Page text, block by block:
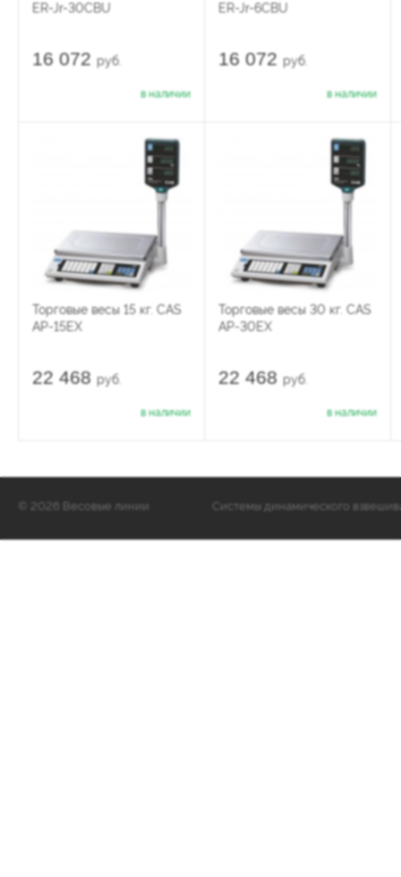
ER-Jr-30CBU
16 072 руб.
в наличии
ER-Jr-6CBU
16 072 руб.
в наличии
Торговые весы 15 кг. CAS
AP-15EX
22 468 руб.
в наличии
Торговые весы 30 кг. CAS
AP-30EX
22 468 руб.
в наличии
2026 Весовые линии Cистемы динамического